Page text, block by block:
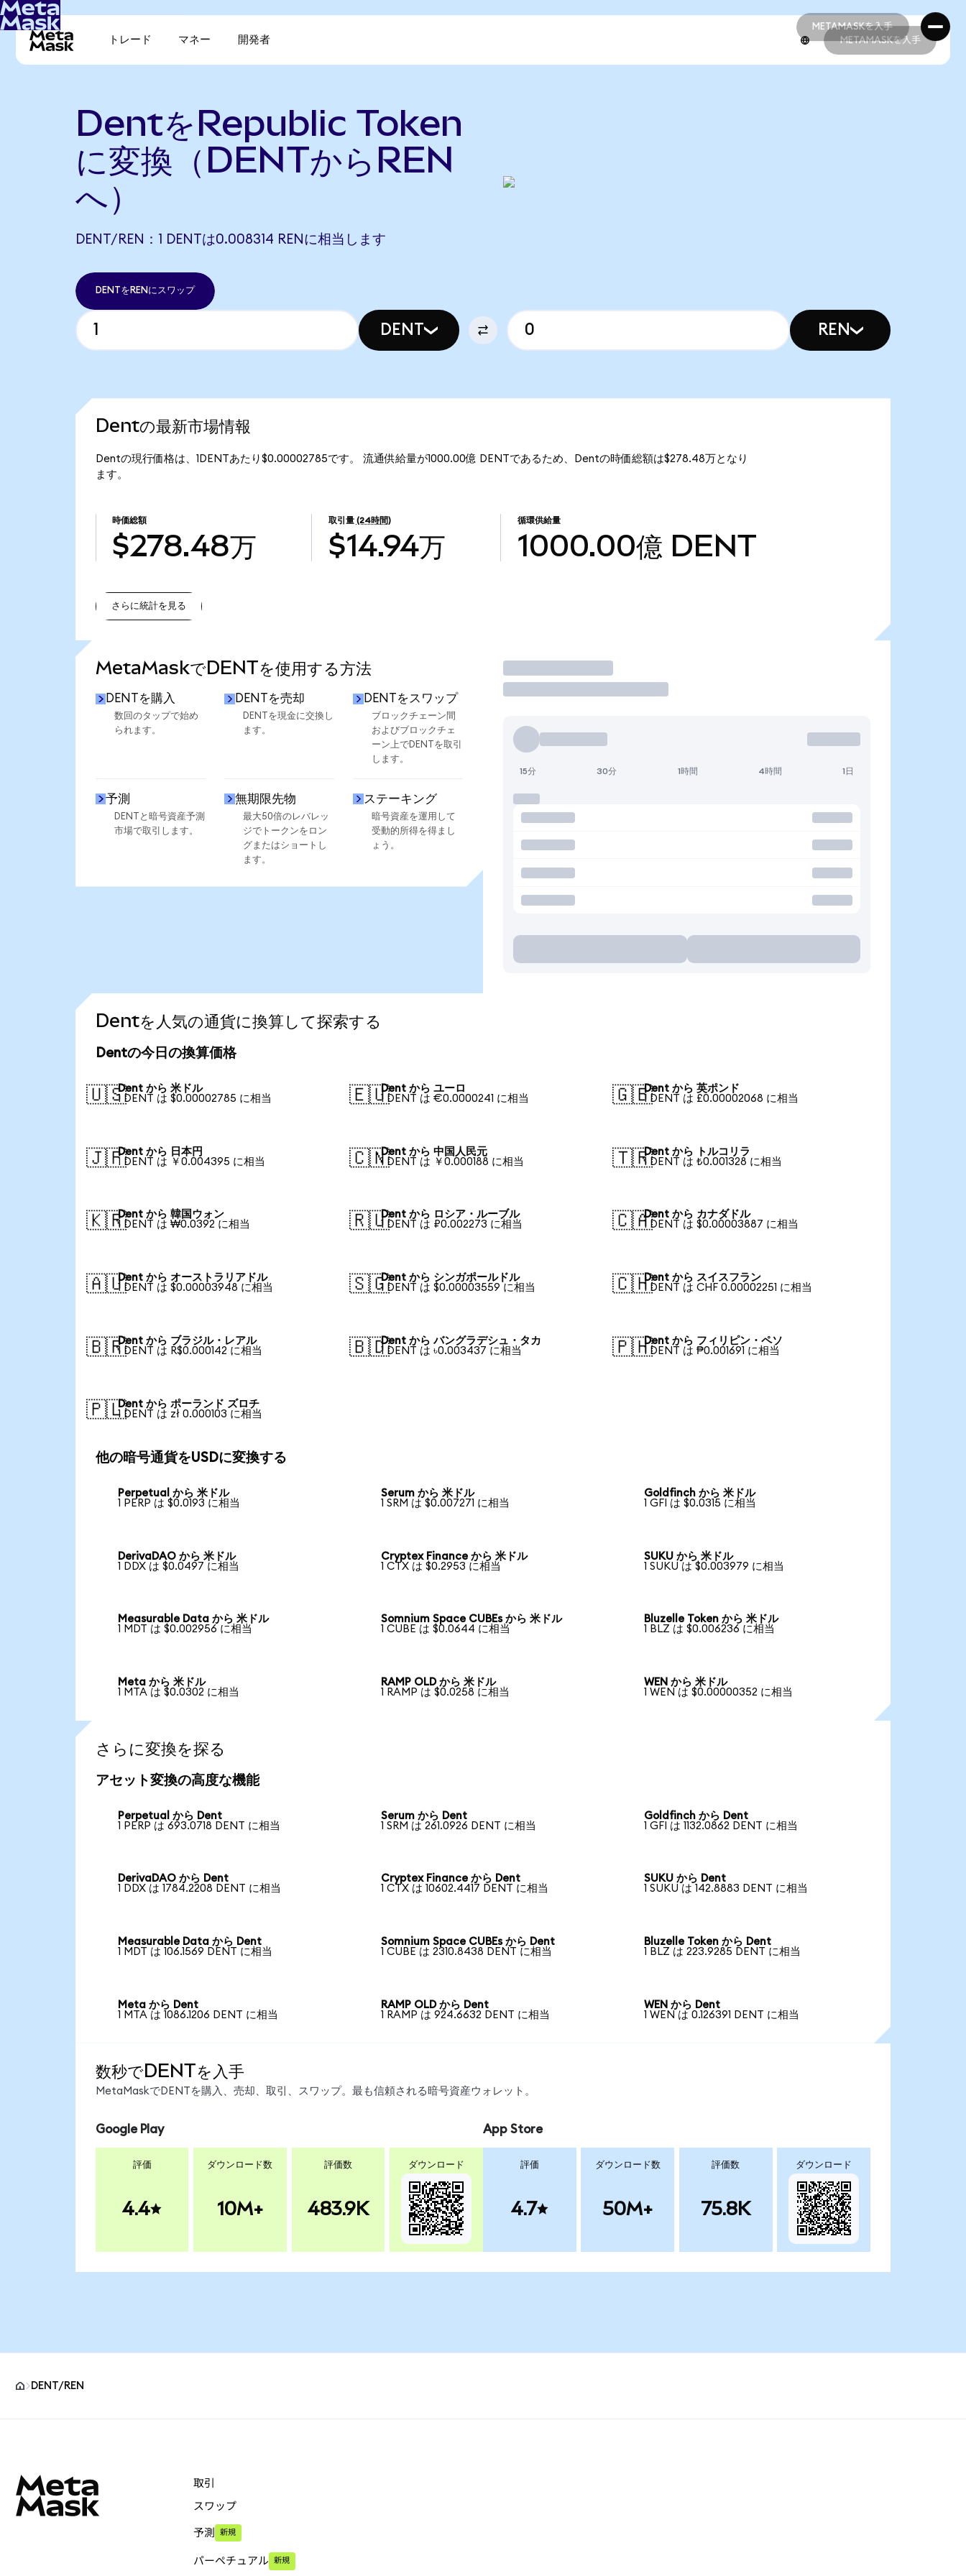
METAMASKを入手
METAMASKを入手
トレード マネー 開発者 METAMASKを入手
DentをRepublic Token
に変換（DENTからREN
へ）
DENT/REN：1 DENTは0.008314 RENに相当します
DENTをRENにスワップ
DENT REN
Dentの最新市場情報
Dentの現行価格は、1DENTあたり$0.00002785です。 流通供給量が1000.00億 DENTであるため、Dentの時価総額は$278.48万となり
ます。
時価総額
$278.48万
取引量 (24時間)
$14.94万
循環供給量
1000.00億 DENT
さらに統計を見る
MetaMaskでDENTを使用する方法
DENTを購入
数回のタップで始め
られます。
DENTを売却
DENTを現金に交換し
ます。
DENTをスワップ
ブロックチェーン間
およびブロックチェ
ーン上でDENTを取引
します。
予測
DENTと暗号資産予測
市場で取引します。
無期限先物
最大50倍のレバレッ
ジでトークンをロン
グまたはショートし
ます。
ステーキング
暗号資産を運用して
受動的所得を得まし
ょう。
取引
15分 30分 1時間 4時間 1日
Dentを人気の通貨に換算して探索する
Dentの今日の換算価格
🇺🇸Dent から 米ドル
1 DENT は $0.00002785 に相当
🇪🇺Dent から ユーロ
1 DENT は €0.0000241 に相当
🇬🇧Dent から 英ポンド
1 DENT は £0.00002068 に相当
🇯🇵Dent から 日本円
1 DENT は ￥0.004395 に相当
🇨🇳Dent から 中国人民元
1 DENT は ￥0.000188 に相当
🇹🇷Dent から トルコリラ
1 DENT は ₺0.001328 に相当
🇰🇷Dent から 韓国ウォン
1 DENT は ₩0.0392 に相当
🇷🇺Dent から ロシア・ルーブル
1 DENT は ₽0.002273 に相当
🇨🇦Dent から カナダドル
1 DENT は $0.00003887 に相当
🇦🇺Dent から オーストラリアドル
1 DENT は $0.00003948 に相当
🇸🇬Dent から シンガポールドル
1 DENT は $0.00003559 に相当
🇨🇭Dent から スイスフラン
1 DENT は CHF 0.00002251 に相当
🇧🇷Dent から ブラジル・レアル
1 DENT は R$0.000142 に相当
🇧🇩Dent から バングラデシュ・タカ
1 DENT は ৳0.003437 に相当
🇵🇭Dent から フィリピン・ペソ
1 DENT は ₱0.001691 に相当
🇵🇱Dent から ポーランド ズロチ
1 DENT は zł 0.000103 に相当
他の暗号通貨をUSDに変換する
Perpetual から 米ドル
1 PERP は $0.0193 に相当
Serum から 米ドル
1 SRM は $0.007271 に相当
Goldfinch から 米ドル
1 GFI は $0.0315 に相当
DerivaDAO から 米ドル
1 DDX は $0.0497 に相当
Cryptex Finance から 米ドル
1 CTX は $0.2953 に相当
SUKU から 米ドル
1 SUKU は $0.003979 に相当
Measurable Data から 米ドル
1 MDT は $0.002956 に相当
Somnium Space CUBEs から 米ドル
1 CUBE は $0.0644 に相当
Bluzelle Token から 米ドル
1 BLZ は $0.006236 に相当
Meta から 米ドル
1 MTA は $0.0302 に相当
RAMP OLD から 米ドル
1 RAMP は $0.0258 に相当
WEN から 米ドル
1 WEN は $0.00000352 に相当
さらに変換を探る
アセット変換の高度な機能
Perpetual から Dent
1 PERP は 693.0718 DENT に相当
Serum から Dent
1 SRM は 261.0926 DENT に相当
Goldfinch から Dent
1 GFI は 1132.0862 DENT に相当
DerivaDAO から Dent
1 DDX は 1784.2208 DENT に相当
Cryptex Finance から Dent
1 CTX は 10602.4417 DENT に相当
SUKU から Dent
1 SUKU は 142.8883 DENT に相当
Measurable Data から Dent
1 MDT は 106.1569 DENT に相当
Somnium Space CUBEs から Dent
1 CUBE は 2310.8438 DENT に相当
Bluzelle Token から Dent
1 BLZ は 223.9285 DENT に相当
Meta から Dent
1 MTA は 1086.1206 DENT に相当
RAMP OLD から Dent
1 RAMP は 924.6632 DENT に相当
WEN から Dent
1 WEN は 0.126391 DENT に相当
数秒でDENTを入手
MetaMaskでDENTを購入、売却、取引、スワップ。最も信頼される暗号資産ウォレット。
Google Play
評価
4.4
ダウンロード数
10M+
評価数
483.9K
ダウンロード
App Store
評価
4.7
ダウンロード数
50M+
評価数
75.8K
ダウンロード
DENT/REN
取引
スワップ
予測 新規
パーペチュアル 新規